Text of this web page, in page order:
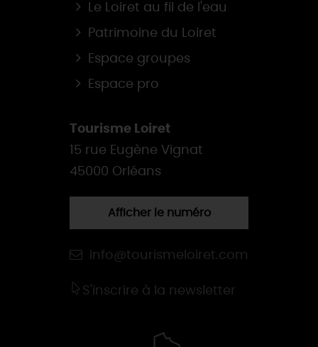
Le Loiret au fil de l'eau
Patrimoine du Loiret
Espace groupes
Espace pro
Tourisme Loiret
15 rue Eugène Vignat
45000 Orléans
Afficher le numéro
info@tourismeloiret.com
S'inscrire à la newsletter